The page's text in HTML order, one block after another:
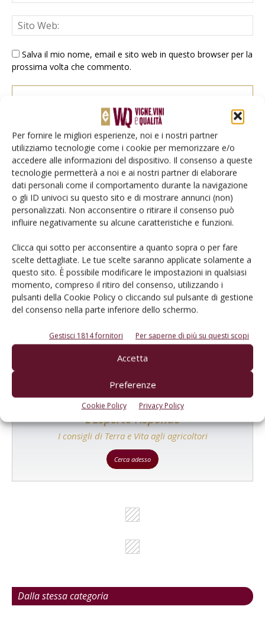
Per fornire le migliori esperienze, noi e i nostri partner
utilizziamo tecnologie come i cookie per memorizzare e/o
accedere alle informazioni del dispositivo. Il consenso a queste
tecnologie permetterà a noi e ai nostri partner di elaborare
dati personali come il comportamento durante la navigazione
o gli ID univoci su questo sito e di mostrare annunci (non)
personalizzati. Non acconsentire o ritirare il consenso può
influire negativamente su alcune caratteristiche e funzioni.
Clicca qui sotto per acconsentire a quanto sopra o per fare
scelte dettagliate. Le tue scelte saranno applicate solamente a
questo sito. È possibile modificare le impostazioni in qualsiasi
momento, compreso il ritiro del consenso, utilizzando i
pulsanti della Cookie Policy o cliccando sul pulsante di gestione
del consenso nella parte inferiore dello schermo.
Gestisci 1814 fornitori Per saperne di più su questi scopi
Accetta
Preferenze
Cookie Policy Privacy Policy
Salva il mio nome, email e sito web in questo browser per la
prossima volta che commento.
E-magazine
Tecniche, prodotti e servizi dalle aziende
Catalogo Aziende e Prodotti
Un modo semplice per cercare un'azienda o un
L'Esperto risponde
I consigli di Terra e Vita agli agricoltori
Cerca adesso
Dalla stessa categoria